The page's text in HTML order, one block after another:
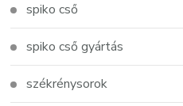
spiko cső
spiko cső gyártás
székrénysorok